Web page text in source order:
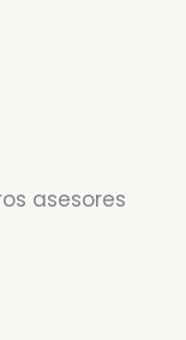
asesores